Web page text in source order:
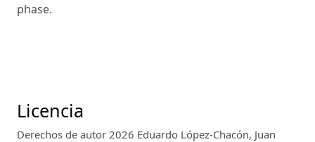
phase.
Licencia
Derechos de autor 2026 Eduardo López-Chacón, Juan